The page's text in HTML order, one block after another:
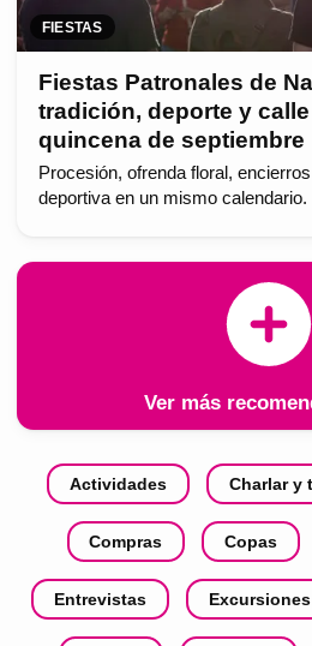
FIESTAS
Fiestas Patronales de
tradición, deporte y
quincena de septiembre
Procesión, ofrenda floral,
deportiva en un mismo calendario.
Ver más
Actividades Charlar y
Compras Copas
Entrevistas Excursiones